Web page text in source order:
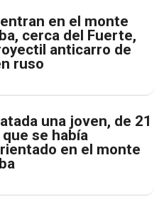
en el monte
cerca del Fuerte,
anticarro de
ruso
una joven, de 21
se había
en el monte